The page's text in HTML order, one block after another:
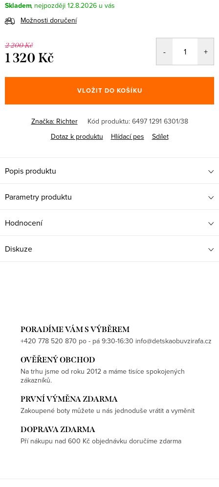
Skladem
12.8.2026
Možnosti doručení
2 200 Kč
1 320 Kč
cena:
VLOŽIT DO KOŠÍKU
Značka: Richter Kód produktu: 6497 1291 6301/38
Dotaz k produktu
Hlídací pes Sdílet
Popis produktu
Parametry produktu
Hodnocení
Diskuze
PORADÍME VÁM S VÝBĚREM
+420 778 520 870 po - pá 9:30-16:30 info@detskaobuvzirafa.cz
OVĚŘENÝ OBCHOD
Na trhu jsme od roku 2012 a máme tisíce spokojených
zákazníků.
PRVNÍ VÝMĚNA ZDARMA
Zakoupené boty můžete u nás jednoduše vrátit a vyměnit
DOPRAVA ZDARMA
Pří nákupu nad 600 Kč objednávku doručíme zdarma